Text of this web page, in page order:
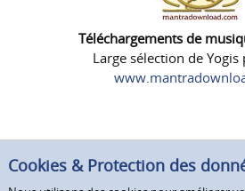
Téléchargements de
Large sélection de Yogis
Cookies & Protection des